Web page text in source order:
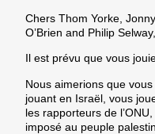
Chers Thom Yorke,
O’Brien and Philip Selway,
Il est prévu que vous
Nous aimerions que
jouant en Israël, vous
les rapporteurs de
imposé au peuple